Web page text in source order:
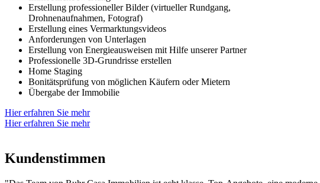
Erstellung professioneller Bilder (virtueller Rundgang,
Drohnenaufnahmen, Fotograf)
Erstellung eines Vermarktungsvideos
Anforderungen von Unterlagen
Erstellung von Energieausweisen mit Hilfe unserer Partner
Professionelle 3D-Grundrisse erstellen
Home Staging
Bonitätsprüfung von möglichen Käufern oder Mietern
Übergabe der Immobilie
Hier erfahren Sie mehr
Hier erfahren Sie mehr
Kundenstimmen